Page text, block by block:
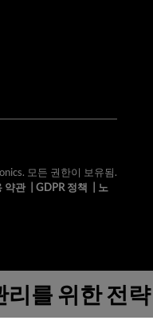
모든 권한이 보유됨.
약관| GDPR 정책
노
리를 위한 전략